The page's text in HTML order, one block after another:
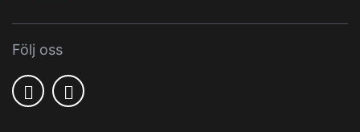
Följ oss